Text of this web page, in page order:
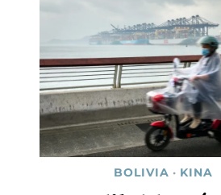
BOLIVIA · KINA